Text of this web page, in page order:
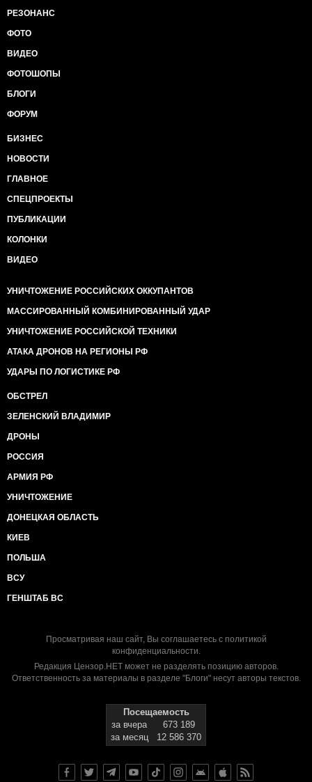
РЕЗОНАНС
ФОТО
ВИДЕО
ФОТОШОПЫ
БЛОГИ
ФОРУМ
БИЗНЕС
НОВОСТИ
ГЛАВНОЕ
СПЕЦПРОЕКТЫ
ПУБЛИКАЦИИ
КОЛОНКИ
ВИДЕО
УНИЧТОЖЕНИЕ РОССИЙСКИХ ОККУПАНТОВ
МАССИРОВАННЫЙ КОМБИНИРОВАННЫЙ УДАР
УНИЧТОЖЕНИЕ РОССИЙСКОЙ ТЕХНИКИ
АТАКА ДРОНОВ НА РЕГИОНЫ РФ
УДАРЫ ПО ЛОГИСТИКЕ РФ
ОБСТРЕЛ
ЗЕЛЕНСКИЙ ВЛАДИМИР
ДРОНЫ
РОССИЯ
АРМИЯ РФ
УНИЧТОЖЕНИЕ
ДОНЕЦКАЯ ОБЛАСТЬ
КИЕВ
ПОЛЬША
ВСУ
ГЕНШТАБ ВС
Просматривая наш сайт, Вы соглашаетесь с политикой
конфиденциальности.
Редакция Цензор.НЕТ может не разделять позицию авторов.
Ответственность за материалы в разделе "Блоги" несут авторы текстов.
Посещаемость
за вчера
673 189
за месяц
12 586 370